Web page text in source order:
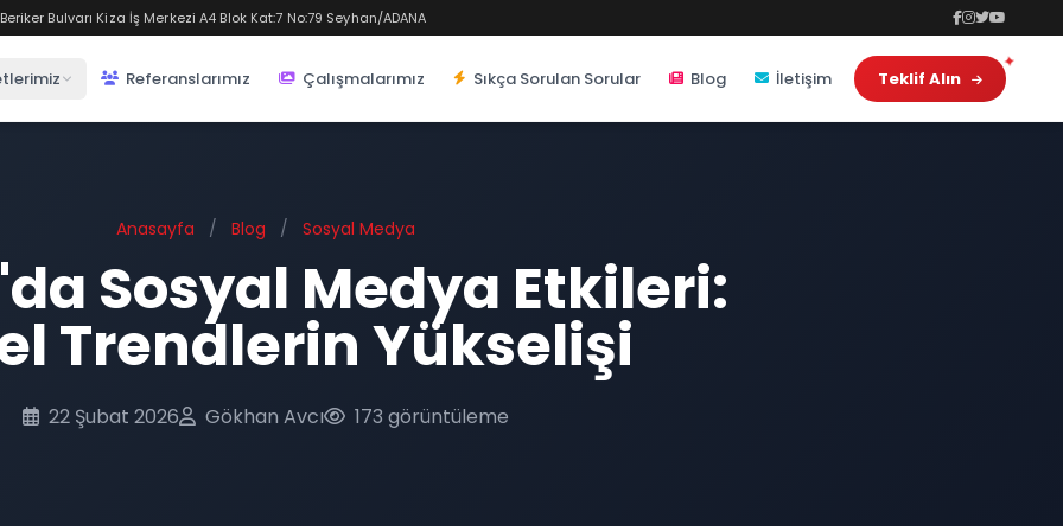
Bulvarı Kiza İş Merkezi A4 Blok Kat:7 No:79 Seyhan/ADANA
Referanslarımız Çalışmalarımız Sıkça Sorulan Sorular Blog İletişim Teklif Alın
Anasayfa / Blog / Sosyal Medya
Sosyal Medya Etkileri:
Trendlerin Yükselişi
22 Şubat 2026 Gökhan Avcı 173 görüntüleme